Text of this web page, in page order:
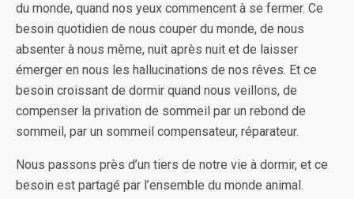
du monde, quand nos yeux commencent à se fermer. Ce
besoin quotidien de nous couper du monde, de nous
absenter à nous même, nuit après nuit et de laisser
émerger en nous les hallucinations de nos rêves. Et ce
besoin croissant de dormir quand nous veillons, de
compenser la privation de sommeil par un rebond de
sommeil, par un sommeil compensateur, réparateur.
Nous passons près d’un tiers de notre vie à dormir, et ce
besoin est partagé par l’ensemble du monde animal.